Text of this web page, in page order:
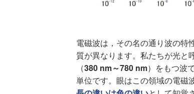
電磁波は，その名の通り波の特
質が異なります。私たちが光と
（380 nm～780 nm）をもつ波
単位です。眼はこの領域の電磁